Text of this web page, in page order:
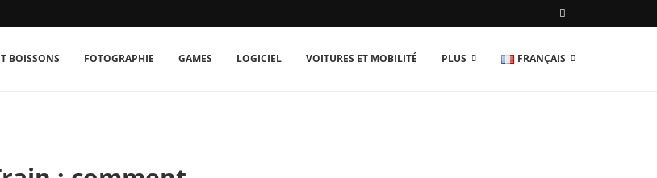
BOISSONS FOTOGRAPHIE GAMES LOGICIEL VOITURES ET MOBILITÉ PLUS FRANÇAIS